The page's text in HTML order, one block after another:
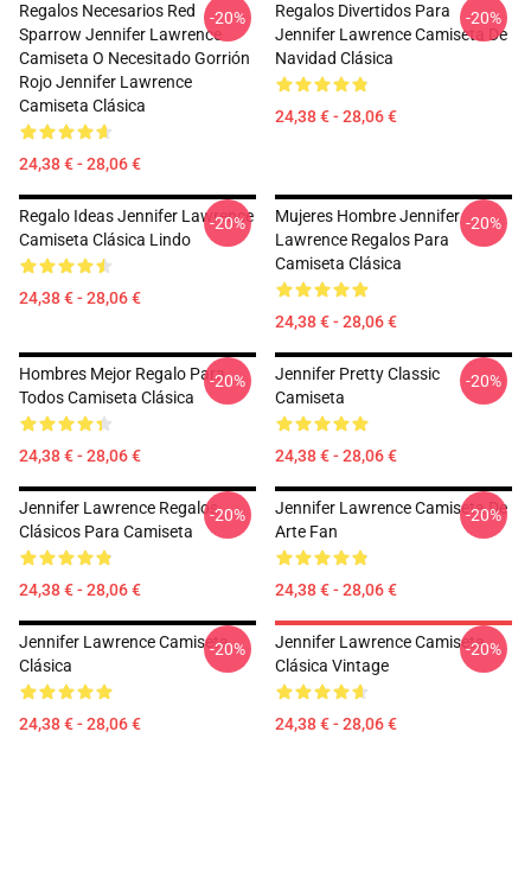
Regalos Necesarios Red
Sparrow Jennifer Lawrence
Camiseta O Necesitado Gorrión
Rojo Jennifer Lawrence
Camiseta Clásica
24,38 € - 28,06 €
-20%
Regalos Divertidos Para
Jennifer Lawrence Camiseta De
Navidad Clásica
24,38 € - 28,06 €
-20%
Regalo Ideas Jennifer Lawrence
Camiseta Clásica Lindo
24,38 € - 28,06 €
-20%
Mujeres Hombre Jennifer
Lawrence Regalos Para
Camiseta Clásica
24,38 € - 28,06 €
-20%
Hombres Mejor Regalo Para
Todos Camiseta Clásica
24,38 € - 28,06 €
-20%
Jennifer Pretty Classic
Camiseta
24,38 € - 28,06 €
-20%
Jennifer Lawrence Regalos
Clásicos Para Camiseta
24,38 € - 28,06 €
-20%
Jennifer Lawrence Camiseta De
Arte Fan
24,38 € - 28,06 €
-20%
Jennifer Lawrence Camiseta
Clásica
24,38 € - 28,06 €
-20%
Jennifer Lawrence Camiseta
Clásica Vintage
24,38 € - 28,06 €
-20%